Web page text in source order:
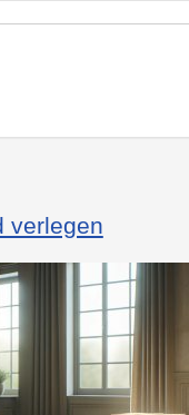
verlegen